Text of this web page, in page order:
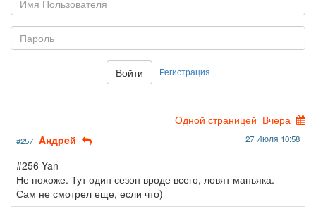
пользователя
Войти Регистрация
Одной страницей Вчера
#257 Aндpeй 27 Июля 10:58
#256 Yan
Не похоже. Тут один сезон вроде всего, ловят маньяка.
Сам не смотрел еще, если что)